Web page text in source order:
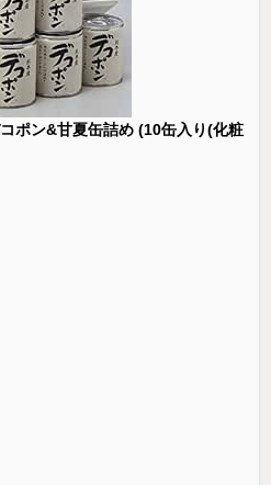
ポン&甘夏缶詰め (10缶入り(化粧